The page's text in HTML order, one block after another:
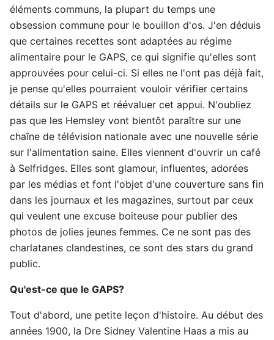
éléments communs, la plupart du temps une
obsession commune pour le bouillon d'os. J'en déduis
que certaines recettes sont adaptées au régime
alimentaire pour le GAPS, ce qui signifie qu'elles sont
approuvées pour celui-ci. Si elles ne l'ont pas déjà fait,
je pense qu'elles pourraient vouloir vérifier certains
détails sur le GAPS et réévaluer cet appui. N'oubliez
pas que les Hemsley vont bientôt paraître sur une
chaîne de télévision nationale avec une nouvelle série
sur l'alimentation saine. Elles viennent d'ouvrir un café
à Selfridges. Elles sont glamour, influentes, adorées
par les médias et font l'objet d'une couverture sans fin
dans les journaux et les magazines, surtout par ceux
qui veulent une excuse boiteuse pour publier des
photos de jolies jeunes femmes. Ce ne sont pas des
charlatanes clandestines, ce sont des stars du grand
public.
Qu'est-ce que le GAPS?
Tout d'abord, une petite leçon d'histoire. Au début des
années 1900, la Dre Sidney Valentine Haas a mis au